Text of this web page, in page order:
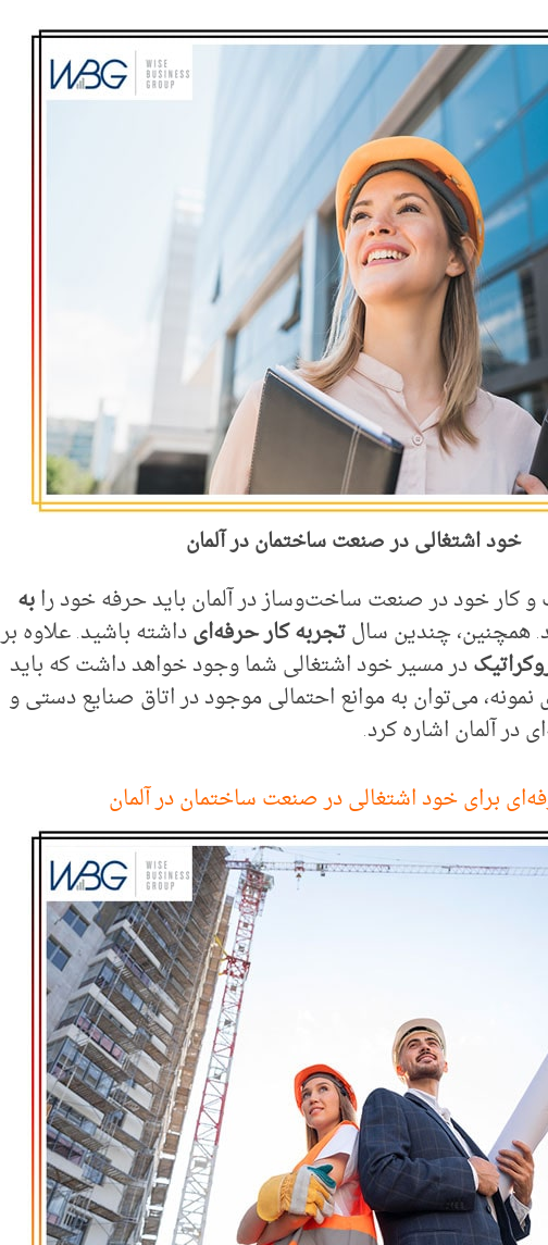
خود اشتغالی در صنعت ساختمان در آلمان
و کار خود در صنعت ساخت‌وساز در آلمان باید حرفه خود رابه
همچنین، چندین سالتجربه کار حرفه‌ایداشته باشید. علاوه بر
در مسیر خود اشتغالی شما وجود خواهد داشت که باید
نمونه، می‌توان به موانع احتمالی موجود در اتاق صنایع دستی و
آلمان اشاره کرد.
برای خود اشتغالی در صنعت ساختمان در آلمان